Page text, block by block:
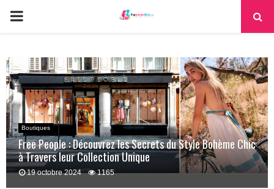
PRIMARY
Boutiques
Free People : Découvrez les Secrets du Style Bohème Chic
à Travers leur Collection Unique
19 octobre 2024 1165